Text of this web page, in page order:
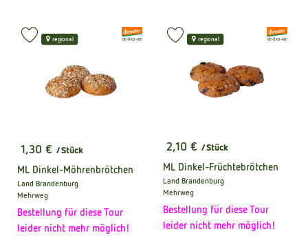
, Preis:
1,30 € / Stück
ML Dinkel-Möhrenbrötchen
, Herkunft:
Land Brandenburg
Mehrweg
Bestellung für diese Tour
leider nicht mehr möglich!
, Verband:
, Kontrollstelle:
DE-ÖKO-001
regional
Produkt zu Favouriten hinzufügen
, Preis:
2,10 € / Stück
ML Dinkel-Früchtebrötchen
, Herkunft:
Land Brandenburg
Mehrweg
Bestellung für diese Tour
leider nicht mehr möglich!
, Verband:
, Kontrollstelle:
DE-ÖKO-001
regional
Produkt zu Favouriten hinzufügen